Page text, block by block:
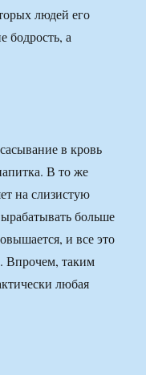
людей его
бодрость, а
в кровь
В то же
на слизистую
больше
и все это
Впрочем, таким
любая